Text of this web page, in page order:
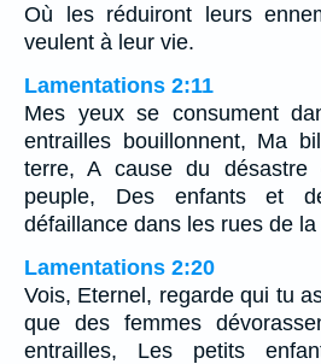
Où les réduiront leurs
veulent à leur vie.
Lamentations 2:11
Mes yeux se consument
entrailles bouillonnent, Ma
terre, A cause du
peuple, Des enfants et
défaillance dans les rues de la
Lamentations 2:20
Vois, Eternel, regarde qui tu
que des femmes
entrailles, Les petits